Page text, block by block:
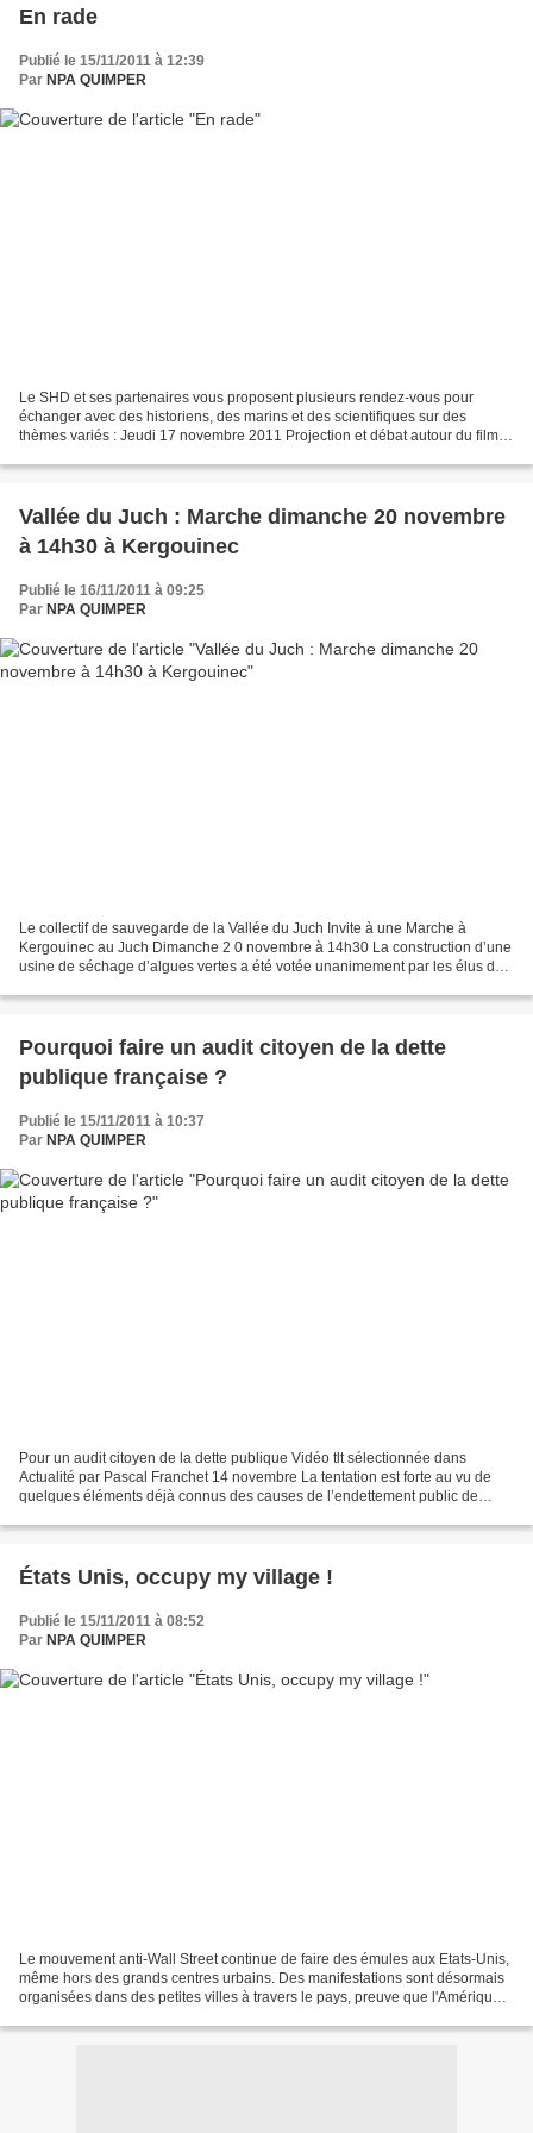
En rade
Publié le 15/11/2011 à 12:39
Par NPA QUIMPER
Le SHD et ses partenaires vous proposent plusieurs rendez-vous pour
échanger avec des historiens, des marins et des scientifiques sur des
thèmes variés : Jeudi 17 novembre 2011 Projection et débat autour du film «
Vallée du Juch : Marche dimanche 20 novembre
à 14h30 à Kergouinec
Publié le 16/11/2011 à 09:25
Par NPA QUIMPER
Le collectif de sauvegarde de la Vallée du Juch Invite à une Marche à
Kergouinec au Juch Dimanche 2 0 novembre à 14h30 La construction d’une
usine de séchage d’algues vertes a été votée unanimement par les élus de
Pourquoi faire un audit citoyen de la dette
publique française ?
Publié le 15/11/2011 à 10:37
Par NPA QUIMPER
Pour un audit citoyen de la dette publique Vidéo tlt sélectionnée dans
Actualité par Pascal Franchet 14 novembre La tentation est forte au vu de
quelques éléments déjà connus des causes de l’endettement public de
États Unis, occupy my village !
Publié le 15/11/2011 à 08:52
Par NPA QUIMPER
Le mouvement anti-Wall Street continue de faire des émules aux Etats-Unis,
même hors des grands centres urbains. Des manifestations sont désormais
organisées dans des petites villes à travers le pays, preuve que l'Amérique